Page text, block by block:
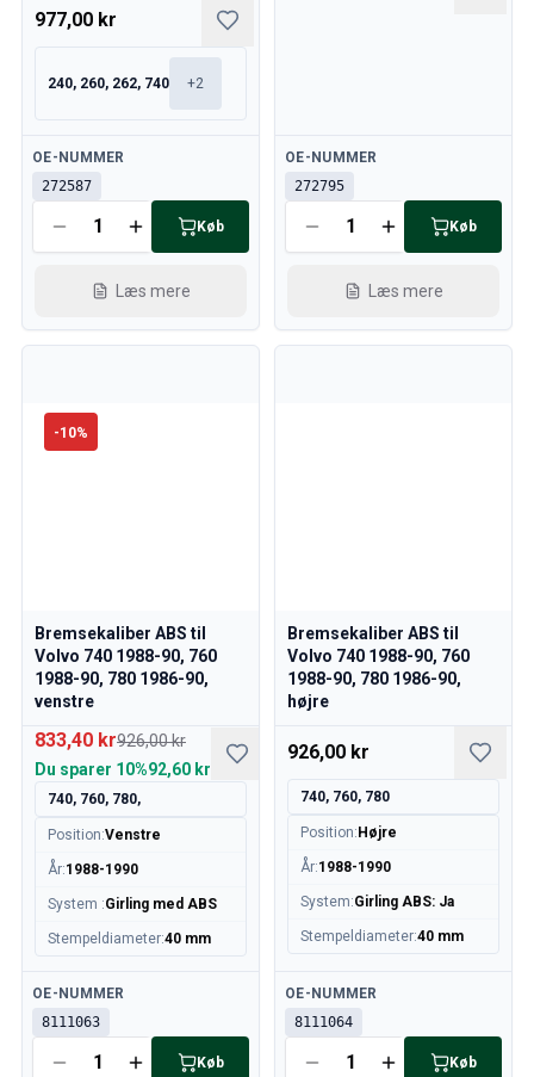
977,00 kr
240, 260, 262, 740 +2
Tilgængelig
OE-NUMMER
272587
Køb
Læs mere
Tilgængelig
OE-NUMMER
272795
Køb
Læs mere
-10%
Bremsekaliber ABS til
Volvo 740 1988-90, 760
1988-90, 780 1986-90,
venstre
833,40 kr926,00 kr
Du sparer 10%92,60 kr
740, 760, 780,
Position:Venstre
År:1988-1990
System :Girling med ABS
Stempeldiameter:40 mm
Tilgængelig
OE-NUMMER
8111063
Køb
Bremsekaliber ABS til
Volvo 740 1988-90, 760
1988-90, 780 1986-90,
højre
926,00 kr
740, 760, 780
Position: Højre
År:1988-1990
System:Girling ABS: Ja
Stempeldiameter:40 mm
Tilgængelig
OE-NUMMER
8111064
Køb